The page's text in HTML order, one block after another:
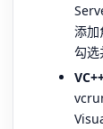
添
勾选